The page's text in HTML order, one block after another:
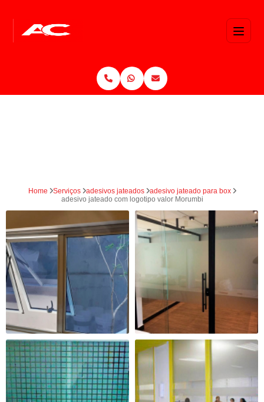
Home Serviços adesivos jateados
adesivo jateado para box
adesivo jateado com logotipo valor Morumbi